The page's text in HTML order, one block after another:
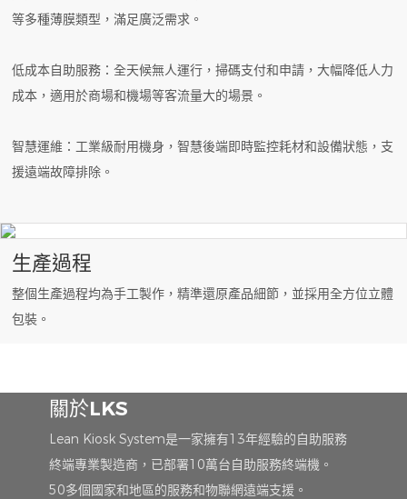
等多種薄膜類型，滿足廣泛需求。
低成本自助服務：全天候無人運行，掃碼支付和申請，大幅降低人力
成本，適用於商場和機場等客流量大的場景。
智慧運維：工業級耐用機身，智慧後端即時監控耗材和設備狀態，支
援遠端故障排除。
生產過程
整個生產過程均為手工製作，精準還原產品細節，並採用全方位立體
包裝。
關於LKS
Lean Kiosk System是一家擁有13年經驗的自助服務
終端專業製造商，已部署10萬台自助服務終端機。
50多個國家和地區的服務和物聯網遠端支援。